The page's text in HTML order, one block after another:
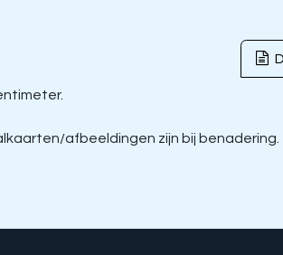
afbeeldingen zijn bij benadering.